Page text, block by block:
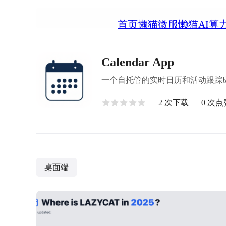
首页懒猫微服懒猫AI算
Calendar App
一个自托管的实时日历和活动跟
2 次下载 0 次点
桌面端